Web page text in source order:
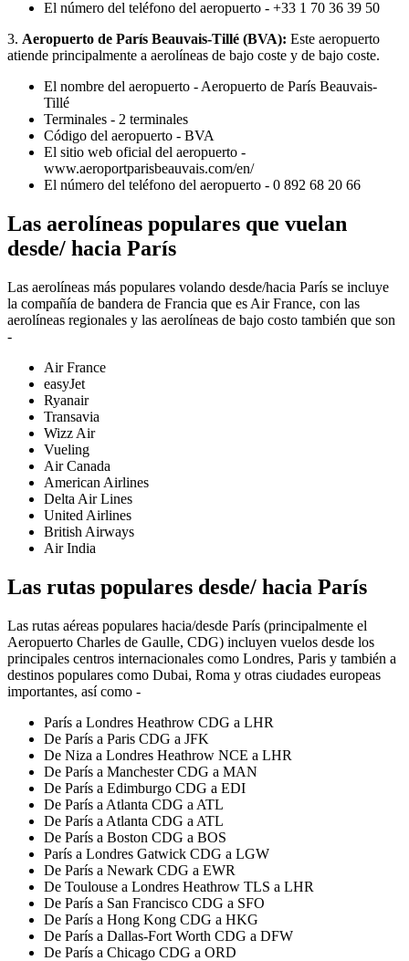
El número del teléfono del aeropuerto - +33 1 70 36 39 50
3. Aeropuerto de París Beauvais-Tillé (BVA): Este aeropuerto
atiende principalmente a aerolíneas de bajo coste y de bajo coste.
El nombre del aeropuerto - Aeropuerto de París Beauvais-
Tillé
Terminales - 2 terminales
Código del aeropuerto - BVA
El sitio web oficial del aeropuerto -
www.aeroportparisbeauvais.com/en/
El número del teléfono del aeropuerto - 0 892 68 20 66
Las aerolíneas populares que vuelan
desde/ hacia París
Las aerolíneas más populares volando desde/hacia París se incluye
la compañía de bandera de Francia que es Air France, con las
aerolíneas regionales y las aerolíneas de bajo costo también que son
-
Air France
easyJet
Ryanair
Transavia
Wizz Air
Vueling
Air Canada
American Airlines
Delta Air Lines
United Airlines
British Airways
Air India
Las rutas populares desde/ hacia París
Las rutas aéreas populares hacia/desde París (principalmente el
Aeropuerto Charles de Gaulle, CDG) incluyen vuelos desde los
principales centros internacionales como Londres, Paris y también a
destinos populares como Dubai, Roma y otras ciudades europeas
importantes, así como -
París a Londres Heathrow CDG a LHR
De París a Paris CDG a JFK
De Niza a Londres Heathrow NCE a LHR
De París a Manchester CDG a MAN
De París a Edimburgo CDG a EDI
De París a Atlanta CDG a ATL
De París a Atlanta CDG a ATL
De París a Boston CDG a BOS
París a Londres Gatwick CDG a LGW
De París a Newark CDG a EWR
De Toulouse a Londres Heathrow TLS a LHR
De París a San Francisco CDG a SFO
De París a Hong Kong CDG a HKG
De París a Dallas-Fort Worth CDG a DFW
De París a Chicago CDG a ORD